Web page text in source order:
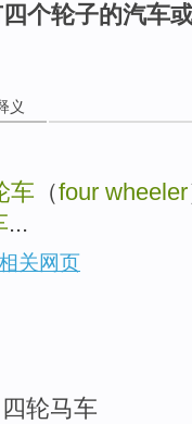
个轮子的汽车
义
车 （four wheeler
...
关网页
四轮马车